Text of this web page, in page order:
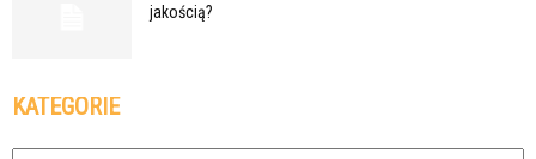
jakością?
KATEGORIE
Kategorie